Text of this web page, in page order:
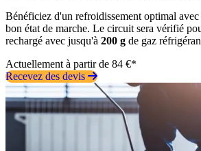
Bénéficiez d'un refroidissement optimal
bon état de marche. Le circuit sera vérifié
rechargé avec jusqu'à 200 g de gaz
Actuellement à partir de 84 €*
Recevez des devis